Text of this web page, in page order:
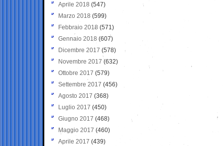
Aprile 2018 (547)
Marzo 2018 (599)
Febbraio 2018 (571)
Gennaio 2018 (607)
Dicembre 2017 (578)
Novembre 2017 (632)
Ottobre 2017 (579)
Settembre 2017 (456)
Agosto 2017 (368)
Luglio 2017 (450)
Giugno 2017 (468)
Maggio 2017 (460)
Aprile 2017 (439)